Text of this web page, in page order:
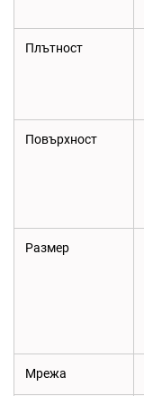
Плътност
Повърхност
Размер
Мрежа